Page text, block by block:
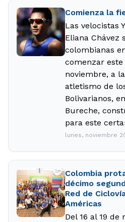
Comienza la
Las velocistas
Eliana Chávez
colombianas
comenzar este
noviembre, a
atletismo de
Bolivarianos,
Bureche,
para este
lunes, noviembre
Colombia
décimo
Red de
Américas
Del 16 al 19 de